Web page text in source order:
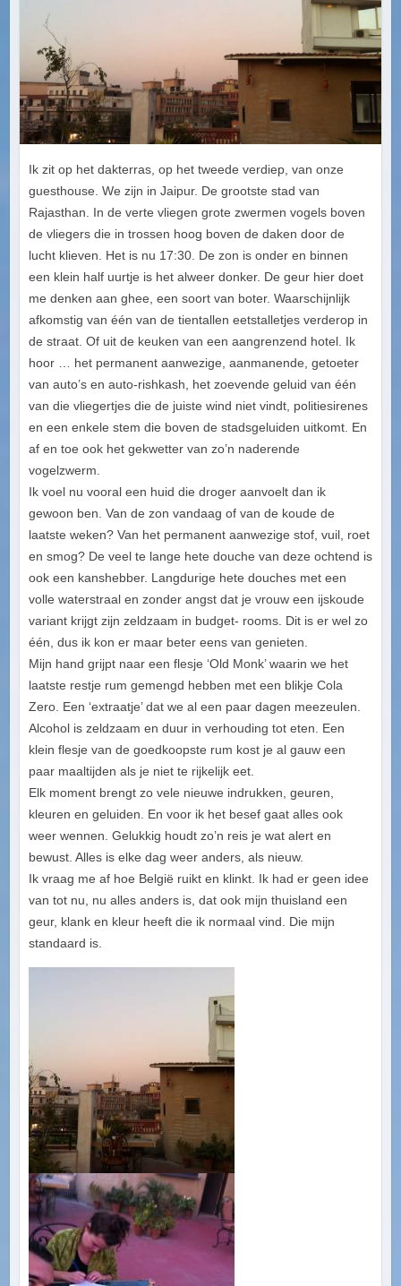
Ik zit op het dakterras, op het tweede verdiep, van onze
guesthouse. We zijn in Jaipur. De grootste stad van
Rajasthan. In de verte vliegen grote zwermen vogels boven
de vliegers die in trossen hoog boven de daken door de
lucht klieven. Het is nu 17:30. De zon is onder en binnen
een klein half uurtje is het alweer donker. De geur hier doet
me denken aan ghee, een soort van boter. Waarschijnlijk
afkomstig van één van de tientallen eetstalletjes verderop in
de straat. Of uit de keuken van een aangrenzend hotel. Ik
hoor … het permanent aanwezige, aanmanende, getoeter
van auto’s en auto-rishkash, het zoevende geluid van één
van die vliegertjes die de juiste wind niet vindt, politiesirenes
en een enkele stem die boven de stadsgeluiden uitkomt. En
af en toe ook het gekwetter van zo’n naderende
vogelzwerm.
Ik voel nu vooral een huid die droger aanvoelt dan ik
gewoon ben. Van de zon vandaag of van de koude de
laatste weken? Van het permanent aanwezige stof, vuil, roet
en smog? De veel te lange hete douche van deze ochtend is
ook een kanshebber. Langdurige hete douches met een
volle waterstraal en zonder angst dat je vrouw een ijskoude
variant krijgt zijn zeldzaam in budget- rooms. Dit is er wel zo
één, dus ik kon er maar beter eens van genieten.
Mijn hand grijpt naar een flesje ‘Old Monk’ waarin we het
laatste restje rum gemengd hebben met een blikje Cola
Zero. Een ‘extraatje’ dat we al een paar dagen meezeulen.
Alcohol is zeldzaam en duur in verhouding tot eten. Een
klein flesje van de goedkoopste rum kost je al gauw een
paar maaltijden als je niet te rijkelijk eet.
Elk moment brengt zo vele nieuwe indrukken, geuren,
kleuren en geluiden. En voor ik het besef gaat alles ook
weer wennen. Gelukkig houdt zo’n reis je wat alert en
bewust. Alles is elke dag weer anders, als nieuw.
Ik vraag me af hoe België ruikt en klinkt. Ik had er geen idee
van tot nu, nu alles anders is, dat ook mijn thuisland een
geur, klank en kleur heeft die ik normaal vind. Die mijn
standaard is.